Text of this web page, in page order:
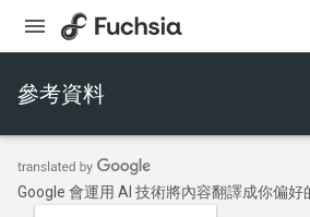
參考資料
Google 會運用 AI 技術將內容翻譯成你偏好